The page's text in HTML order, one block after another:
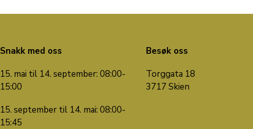
Snakk med oss
15. mai til 14. september: 08:00-
15:00
15. september til 14. mai: 08:00-
15:45
Besøk oss
Torggata 18
3717 Skien